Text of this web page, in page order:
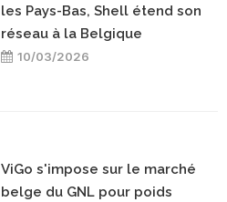
les Pays-Bas, Shell étend son
réseau à la Belgique
10/03/2026
ViGo s'impose sur le marché
belge du GNL pour poids